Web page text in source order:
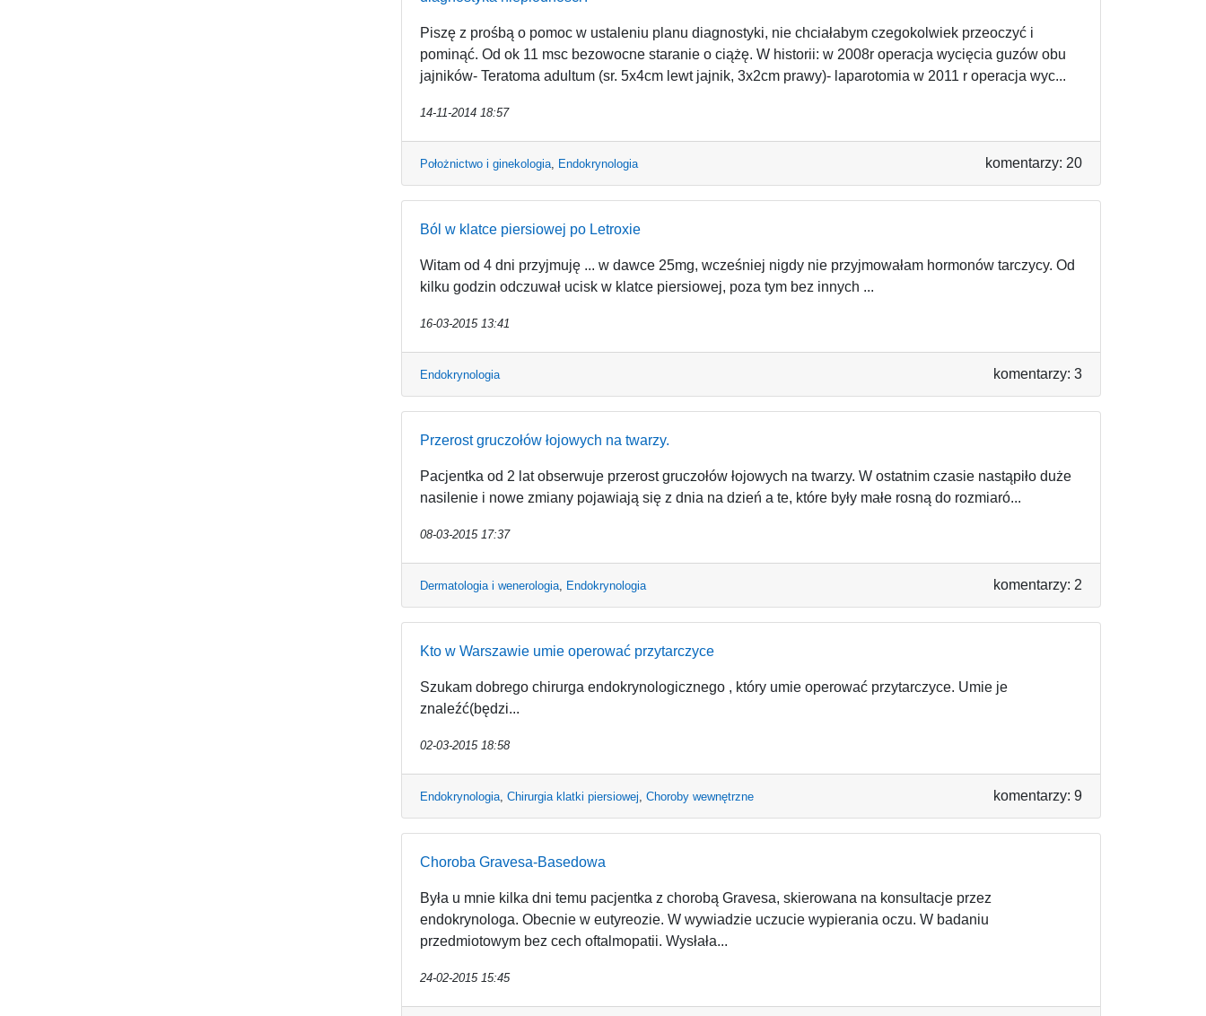
Piszę z prośbą o pomoc w ustaleniu planu diagnostyki, nie chciałabym czegokolwiek przeoczyć i
pominąć. Od ok 11 msc bezowocne staranie o ciążę. W historii: w 2008r operacja wycięcia guzów obu
jajników- Teratoma adultum (sr. 5x4cm lewt jajnik, 3x2cm prawy)- laparotomia w 2011 r operacja wyc...
14-11-2014 18:57
Położnictwo i ginekologia, Endokrynologia komentarzy: 20
Ból w klatce piersiowej po Letroxie
Witam od 4 dni przyjmuję ... w dawce 25mg, wcześniej nigdy nie przyjmowałam hormonów tarczycy. Od
kilku godzin odczuwał ucisk w klatce piersiowej, poza tym bez innych ...
16-03-2015 13:41
Endokrynologia komentarzy: 3
Przerost gruczołów łojowych na twarzy.
Pacjentka od 2 lat obserwuje przerost gruczołów łojowych na twarzy. W ostatnim czasie nastąpiło duże
nasilenie i nowe zmiany pojawiają się z dnia na dzień a te, które były małe rosną do rozmiaró...
08-03-2015 17:37
Dermatologia i wenerologia, Endokrynologia komentarzy: 2
Kto w Warszawie umie operować przytarczyce
Szukam dobrego chirurga endokrynologicznego , który umie operować przytarczyce. Umie je
znaleźć(będzi...
02-03-2015 18:58
Endokrynologia, Chirurgia klatki piersiowej, Choroby wewnętrzne komentarzy: 9
Choroba Gravesa-Basedowa
Była u mnie kilka dni temu pacjentka z chorobą Gravesa, skierowana na konsultacje przez
endokrynologa. Obecnie w eutyreozie. W wywiadzie uczucie wypierania oczu. W badaniu
przedmiotowym bez cech oftalmopatii. Wysłała...
24-02-2015 15:45